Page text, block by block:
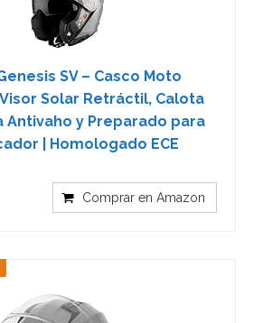
SV – Casco Moto
Solar Retráctil, Calota
Antivaho y Preparado para
| Homologado ECE
Comprar en Amazon